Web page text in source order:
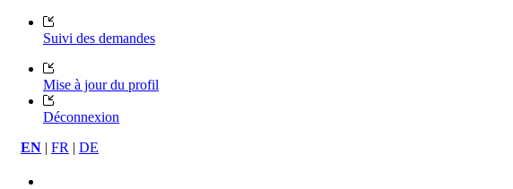
Suivi des demandes
Mise à jour du profil
Déconnexion
EN | FR | DE